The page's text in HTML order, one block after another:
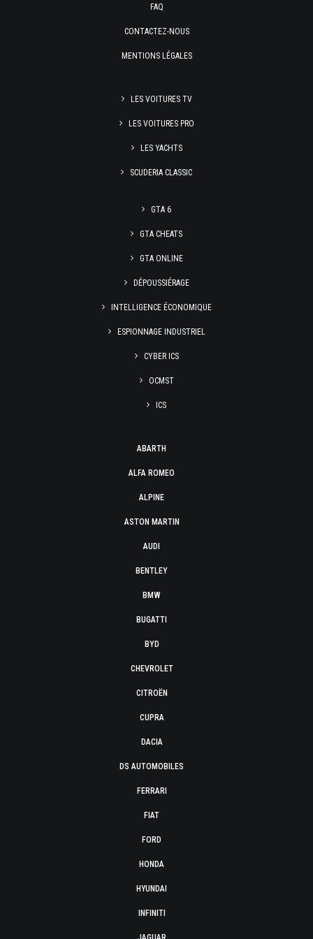
FAQ
CONTACTEZ-NOUS
MENTIONS LÉGALES
LES VOITURES TV
LES VOITURES PRO
LES YACHTS
SCUDERIA CLASSIC
GTA 6
GTA CHEATS
GTA ONLINE
DÉPOUSSIÉRAGE
INTELLIGENCE ÉCONOMIQUE
ESPIONNAGE INDUSTRIEL
CYBER ICS
OCMST
ICS
ABARTH
ALFA ROMEO
ALPINE
ASTON MARTIN
AUDI
BENTLEY
BMW
BUGATTI
BYD
CHEVROLET
CITROËN
CUPRA
DACIA
DS AUTOMOBILES
FERRARI
FIAT
FORD
HONDA
HYUNDAI
INFINITI